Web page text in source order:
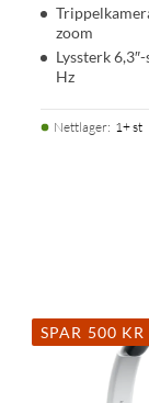
zoom
Lyssterk
Hz
Nettlager: 1+ st
SPAR 500 KR